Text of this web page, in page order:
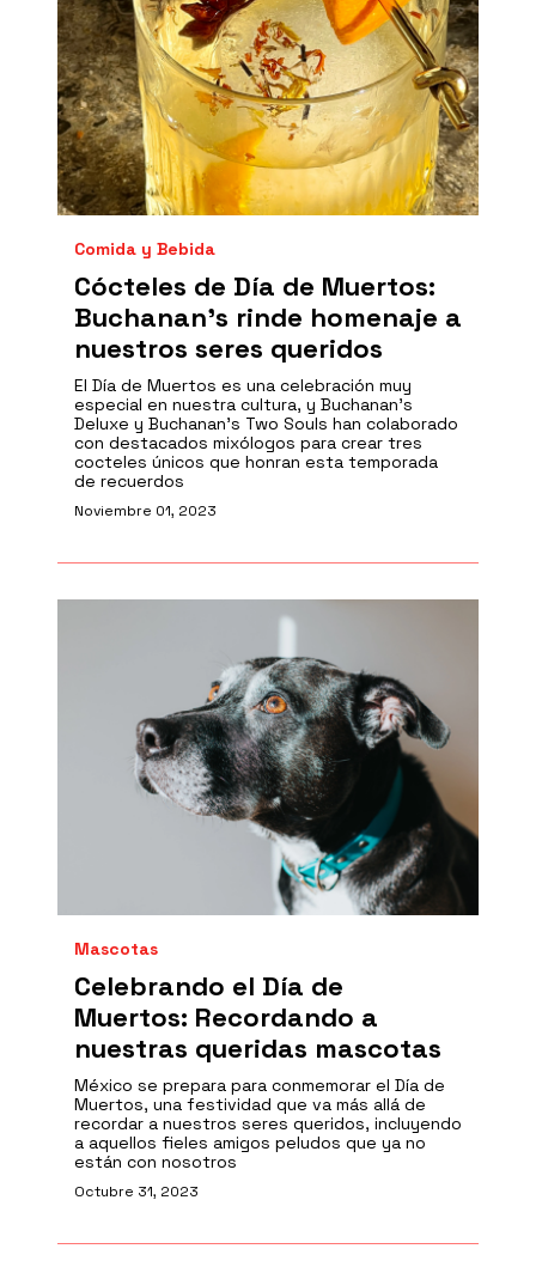
Comida y Bebida
Cócteles de Día de Muertos:
Buchanan’s rinde homenaje a
nuestros seres queridos
El Día de Muertos es una celebración muy
especial en nuestra cultura, y Buchanan’s
Deluxe y Buchanan’s Two Souls han colaborado
con destacados mixólogos para crear tres
cocteles únicos que honran esta temporada
de recuerdos
Noviembre 01, 2023
Mascotas
Celebrando el Día de
Muertos: Recordando a
nuestras queridas mascotas
México se prepara para conmemorar el Día de
Muertos, una festividad que va más allá de
recordar a nuestros seres queridos, incluyendo
a aquellos fieles amigos peludos que ya no
están con nosotros
Octubre 31, 2023